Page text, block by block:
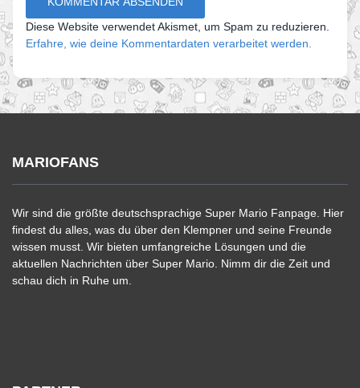
Diese Website verwendet Akismet, um Spam zu reduzieren.
Erfahre, wie deine Kommentardaten verarbeitet werden.
MARIOFANS
Wir sind die größte deutschsprachige Super Mario Fanpage. Hier
findest du alles, was du über den Klempner und seine Freunde
wissen musst. Wir bieten umfangreiche Lösungen und die
aktuellen Nachrichten über Super Mario. Nimm dir die Zeit und
schau dich in Ruhe um.